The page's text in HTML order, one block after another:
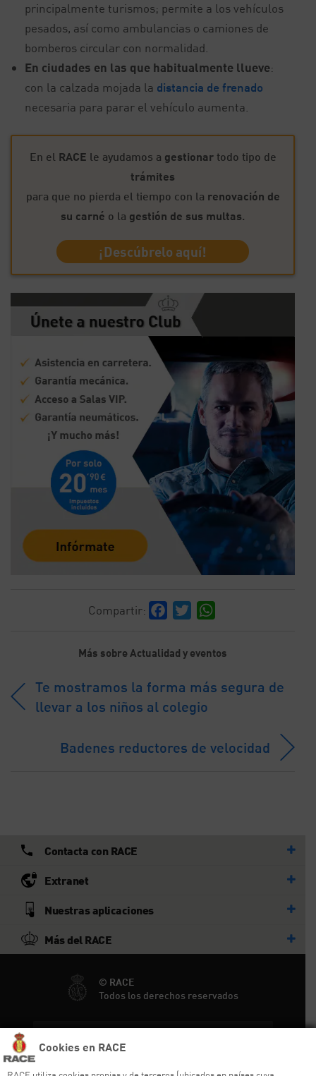
Cookies en RACE
principalmente turismos; permite a los vehículos
pesados, así como ambulancias o camiones de
bomberos circular con normalidad.
En ciudades en las que habitualmente llueve:
con la calzada mojada la distancia de frenado
necesaria para parar el vehículo aumenta.
En el RACE le ayudamos a gestionar todo tipo de
trámites
para que no pierda el tiempo con la renovación de
su carné o la gestión de sus multas.
¡Descúbrelo aquí!
Compartir: Facebook
Twitter
Más sobre Actualidad y eventos
Te mostramos la forma más segura de
llevar a los niños al colegio
Badenes reductores de velocidad
Contacta con RACE
Extranet
Nuestras aplicaciones
Más del RACE
© RACE
Todos los derechos reservados
Ayuda y sitemap